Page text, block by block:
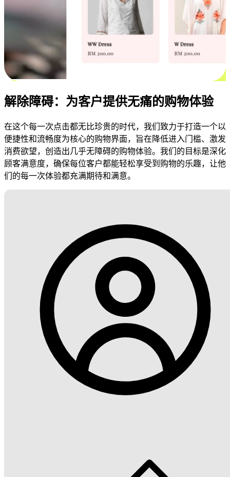
解除障碍：为客户提供无痛的购物体验
在这个每一次点击都无比珍贵的时代，我们致力于打造一个以
便捷性和流畅度为核心的购物界面，旨在降低进入门槛、激发
消费欲望，创造出几乎无障碍的购物体验。我们的目标是深化
顾客满意度，确保每位客户都能轻松享受到购物的乐趣，让他
们的每一次体验都充满期待和满意。